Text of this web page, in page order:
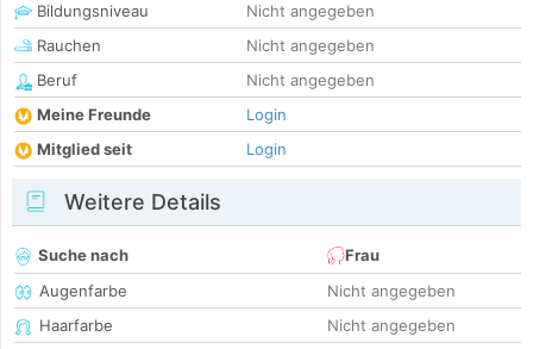
Bildungsniveau
Nicht angegeben
Rauchen
Nicht angegeben
Beruf
Nicht angegeben
Meine Freunde
Login
Mitglied seit
Login
Weitere Details
Suche nach
Frau
Augenfarbe
Nicht angegeben
Haarfarbe
Nicht angegeben